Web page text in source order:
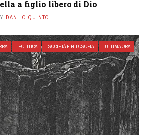
a figlio libero di Dio
DANILO QUINTO
POLITICA SOCIETÁ E FIILOSOFIA ULTIMA ORA